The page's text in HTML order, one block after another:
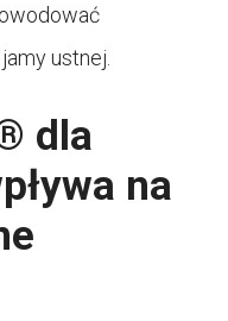
ustnej.
dla
na